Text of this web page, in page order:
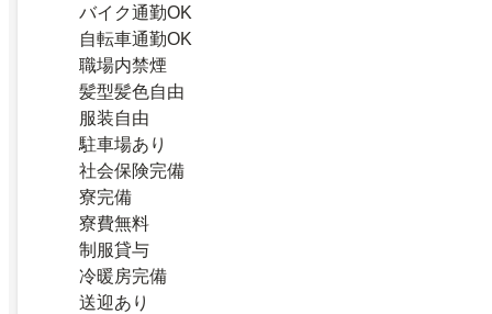
バイク通勤OK
自転車通勤OK
職場内禁煙
髪型髪色自由
服装自由
駐車場あり
社会保険完備
寮完備
寮費無料
制服貸与
冷暖房完備
送迎あり